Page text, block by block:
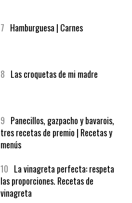
7 Hamburguesa | Carnes
8 Las croquetas de mi madre
9 Panecillos, gazpacho y bavarois,
tres recetas de premio | Recetas y
menús
10 La vinagreta perfecta: respeta
las proporciones. Recetas de
vinagreta